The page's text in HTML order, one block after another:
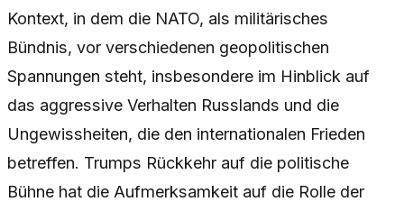
Kontext, in dem die NATO, als militärisches
Bündnis, vor verschiedenen geopolitischen
Spannungen steht, insbesondere im Hinblick auf
das aggressive Verhalten Russlands und die
Ungewissheiten, die den internationalen Frieden
betreffen. Trumps Rückkehr auf die politische
Bühne hat die Aufmerksamkeit auf die Rolle der